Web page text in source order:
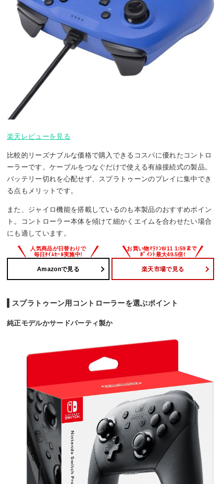
楽天レビューを見る
比較的リーズナブルな価格で購入できるコスパに優れたコントロ
ーラーです。ケーブルをつなぐだけで使える有線接続式の製品。
バッテリー切れを心配せず、スプラトゥーンのプレイに集中でき
る点もメリットです。
また、ジャイロ機能を搭載しているのも本製品のおすすめポイン
ト。コントローラー本体を傾けて細かくエイムを合わせたい場合
にも適しています。
Amazonで見る 楽天市場で見る
スプラトゥーン用コントローラーを選ぶポイント
純正モデルかサードパーティ製か